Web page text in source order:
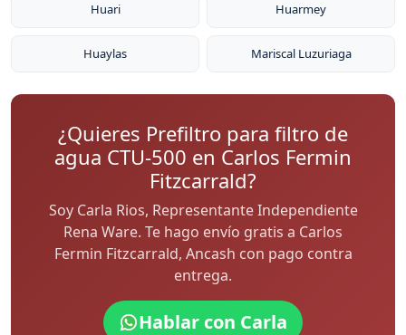
Huari Huarmey
Huaylas Mariscal Luzuriaga
¿Quieres Prefiltro para filtro de
agua CTU-500 en Carlos Fermin
Fitzcarrald?
Soy Carla Rios, Representante Independiente
Rena Ware. Te hago envío gratis a Carlos
Fermin Fitzcarrald, Ancash con pago contra
entrega.
Hablar con Carla